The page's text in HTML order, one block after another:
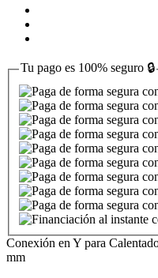
Tu pago es 100% seguro 🔒
Conexión en Y para
mm